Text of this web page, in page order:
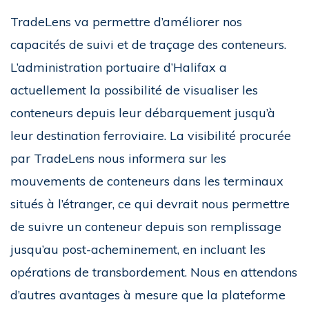
TradeLens va permettre d’améliorer nos
capacités de suivi et de traçage des conteneurs.
L’administration portuaire d’Halifax a
actuellement la possibilité de visualiser les
conteneurs depuis leur débarquement jusqu’à
leur destination ferroviaire. La visibilité procurée
par TradeLens nous informera sur les
mouvements de conteneurs dans les terminaux
situés à l’étranger, ce qui devrait nous permettre
de suivre un conteneur depuis son remplissage
jusqu’au post-acheminement, en incluant les
opérations de transbordement. Nous en attendons
d’autres avantages à mesure que la plateforme